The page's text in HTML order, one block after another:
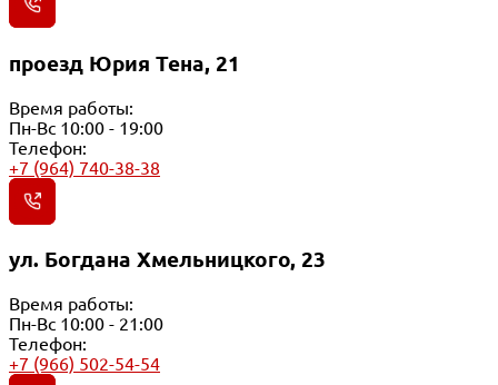
проезд Юрия Тена, 21
Время работы:
Пн-Вс 10:00 - 19:00
Телефон:
+7 (964) 740-38-38
ул. Богдана Хмельницкого, 23
Время работы:
Пн-Вс 10:00 - 21:00
Телефон:
+7 (966) 502-54-54